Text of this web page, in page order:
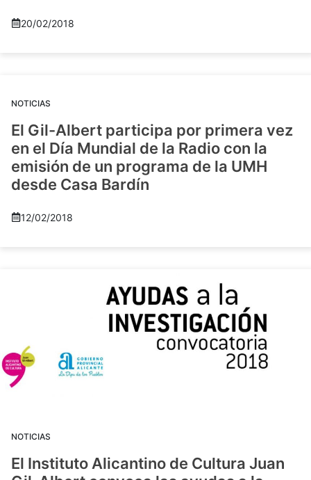
20/02/2018
NOTICIAS
El Gil-Albert participa por primera vez
en el Día Mundial de la Radio con la
emisión de un programa de la UMH
desde Casa Bardín
12/02/2018
NOTICIAS
El Instituto Alicantino de Cultura Juan